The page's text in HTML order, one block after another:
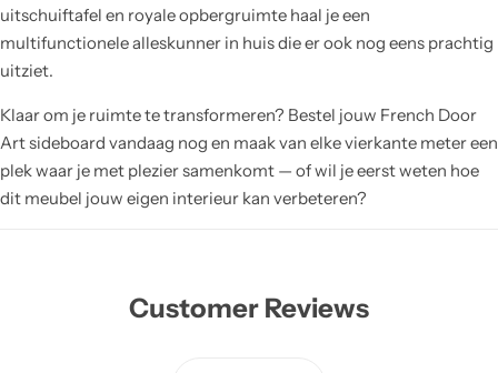
uitschuiftafel en royale opbergruimte haal je een
multifunctionele alleskunner in huis die er ook nog eens prachtig
uitziet.
Klaar om je ruimte te transformeren? Bestel jouw French Door
Art sideboard vandaag nog en maak van elke vierkante meter een
plek waar je met plezier samenkomt — of wil je eerst weten hoe
dit meubel jouw eigen interieur kan verbeteren?
Customer Reviews